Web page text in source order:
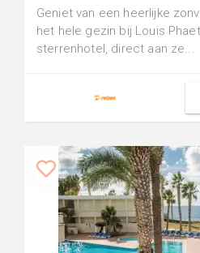
Geniet van een heerlijke
het hele gezin bij Louis
sterrenhotel, direct aan ze...